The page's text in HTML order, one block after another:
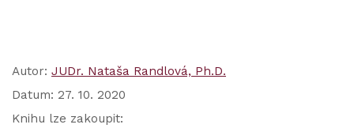
Autor: JUDr. Nataša Randlová, Ph.D.
Datum: 27. 10. 2020
Knihu lze zakoupit: